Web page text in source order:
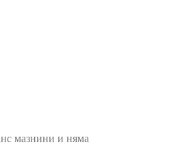
мaзнини и нямa